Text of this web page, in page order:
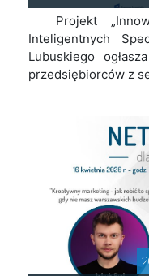
Projekt
Inteligentnych
Lubuskiego
przedsiębiorców z